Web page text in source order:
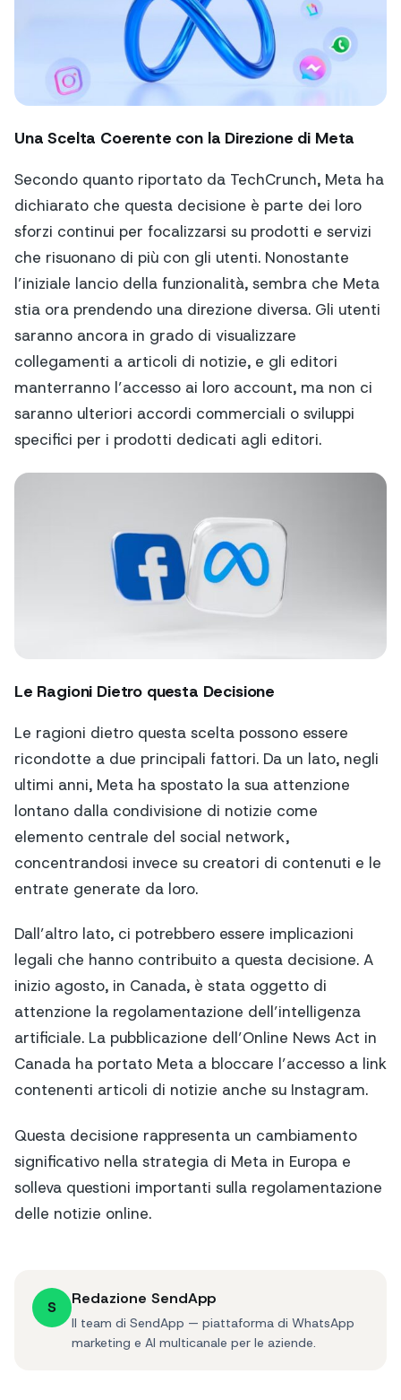
Una Scelta Coerente con la Direzione di Meta
Secondo quanto riportato da TechCrunch, Meta ha
dichiarato che questa decisione è parte dei loro
sforzi continui per focalizzarsi su prodotti e servizi
che risuonano di più con gli utenti. Nonostante
l’iniziale lancio della funzionalità, sembra che Meta
stia ora prendendo una direzione diversa. Gli utenti
saranno ancora in grado di visualizzare
collegamenti a articoli di notizie, e gli editori
manterranno l’accesso ai loro account, ma non ci
saranno ulteriori accordi commerciali o sviluppi
specifici per i prodotti dedicati agli editori.
Le Ragioni Dietro questa Decisione
Le ragioni dietro questa scelta possono essere
ricondotte a due principali fattori. Da un lato, negli
ultimi anni, Meta ha spostato la sua attenzione
lontano dalla condivisione di notizie come
elemento centrale del social network,
concentrandosi invece su creatori di contenuti e le
entrate generate da loro.
Dall’altro lato, ci potrebbero essere implicazioni
legali che hanno contribuito a questa decisione. A
inizio agosto, in Canada, è stata oggetto di
attenzione la regolamentazione dell’intelligenza
artificiale. La pubblicazione dell’Online News Act in
Canada ha portato Meta a bloccare l’accesso a link
contenenti articoli di notizie anche su Instagram.
Questa decisione rappresenta un cambiamento
significativo nella strategia di Meta in Europa e
solleva questioni importanti sulla regolamentazione
delle notizie online.
S Redazione SendApp
Il team di SendApp — piattaforma di WhatsApp
marketing e AI multicanale per le aziende.